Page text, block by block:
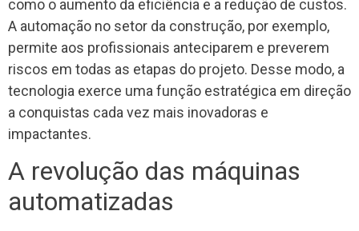
como o aumento da eficiência e a redução de custos.
A automação no setor da construção, por exemplo,
permite aos profissionais anteciparem e preverem
riscos em todas as etapas do projeto. Desse modo, a
tecnologia exerce uma função estratégica em direção
a conquistas cada vez mais inovadoras e
impactantes.
A revolução das máquinas
automatizadas